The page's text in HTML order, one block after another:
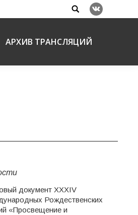
Search:
Вконтакте
АРХИВ ТРАНСЛЯЦИЙ
документ XXХIV
Рождественских
«Просвещение и